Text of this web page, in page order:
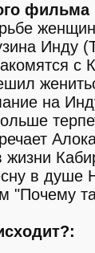
фильма
Инду
на
в душе
"Почему